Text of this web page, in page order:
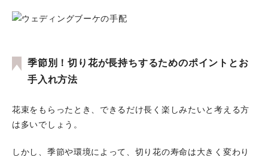
季節別！切り花が長持ちするためのポイントとお
手入れ方法
花束をもらったとき、できるだけ長く楽しみたいと考える方
は多いでしょう。
しかし、季節や環境によって、切り花の寿命は大きく変わり